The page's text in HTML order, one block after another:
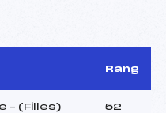
Rang
– (Filles) 52